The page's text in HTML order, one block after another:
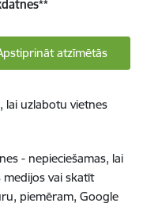
**
atzīmētās
lai uzlabotu vietnes
- nepieciešamas, lai
vai skatīt
piemēram, Google